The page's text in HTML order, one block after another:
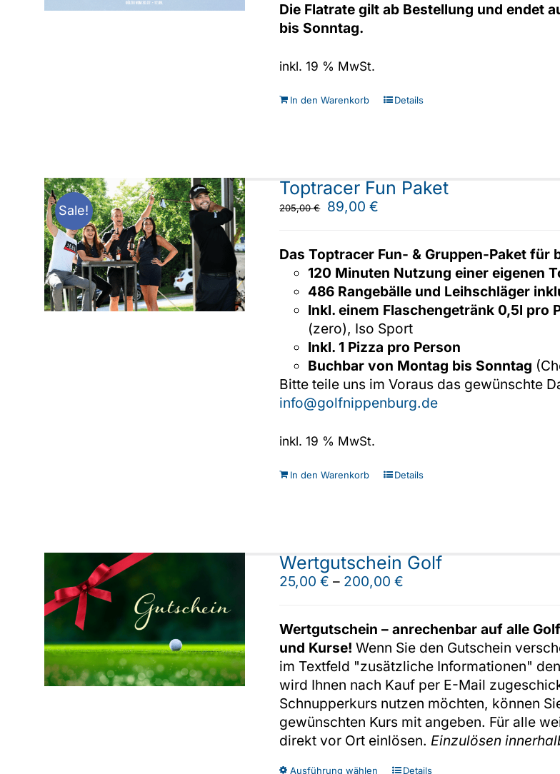
Die Flatrate gilt ab Bestellung und endet
bis Sonntag.
inkl. 19 % MwSt.
In den Warenkorb Details
Sale!
Toptracer Fun Paket
205,00€
Ursprünglicher
205,00 €
89,00€
89,00 €.
Das Toptracer Fun- & Gruppen-Paket für
120 Minuten Nutzung einer eigenen
486 Rangebälle und Leihschläger
Inkl. einem Flaschengetränk 0,5l pro
(zero), Iso Sport
Inkl. 1 Pizza pro Person
Buchbar von Montag bis Sonntag
Bitte teile uns im Voraus das gewünschte
info@golfnippenburg.de
inkl. 19 % MwSt.
In den Warenkorb Details
Wertgutschein Golf
25,00€ – 200,00€
Wertgutschein – anrechenbar auf alle
und Kurse! Wenn Sie den Gutschein
im Textfeld "zusätzliche Informationen"
wird Ihnen nach Kauf per E-Mail
Schnupperkurs nutzen möchten, können
gewünschten Kurs mit angeben. Für alle
direkt vor Ort einlösen.Einzulösen
Ausführung wählen Details